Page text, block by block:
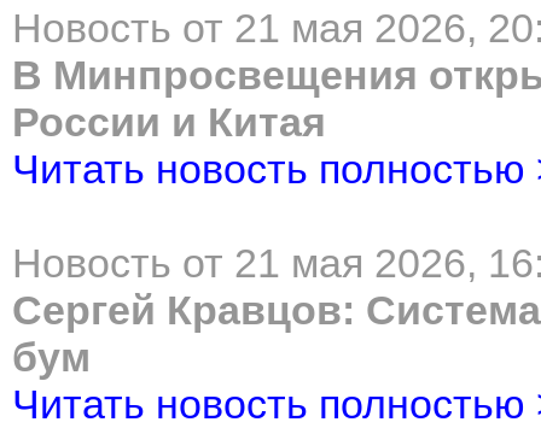
Новость от 21 мая 2026,
В Минпросвещения
России и Китая
Читать новость полностью
Новость от 21 мая 2026,
Сергей Кравцов:
бум
Читать новость полностью